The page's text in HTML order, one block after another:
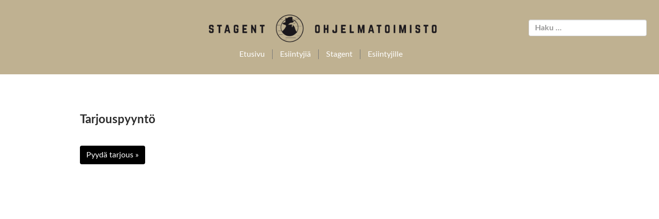
Etusivu Esiintyjiä Stagent Esiintyjille
Tarjouspyyntö
Pyydä tarjous »